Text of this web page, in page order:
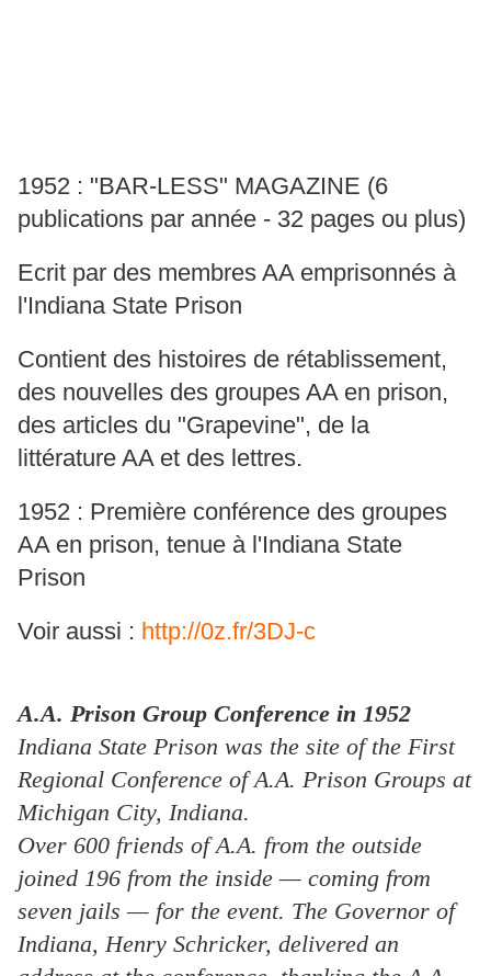
1952 : "BAR-LESS" MAGAZINE (6
publications par année - 32 pages ou plus)
Ecrit par des membres AA emprisonnés à
l'Indiana State Prison
Contient des histoires de rétablissement,
des nouvelles des groupes AA en prison,
des articles du "Grapevine", de la
littérature AA et des lettres.
1952 : Première conférence des groupes
AA en prison, tenue à l'Indiana State
Prison
Voir aussi : http://0z.fr/3DJ-c
A.A. Prison Group Conference in 1952
Indiana State Prison was the site of the First
Regional Conference of A.A. Prison Groups at
Michigan City, Indiana.
Over 600 friends of A.A. from the outside
joined 196 from the inside — coming from
seven jails — for the event. The Governor of
Indiana, Henry Schricker, delivered an